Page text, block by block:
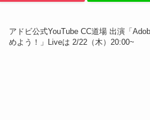
アドビ公式YouTube CC道場 出演「
めよう！」Liveは 2/22（木）20:00~